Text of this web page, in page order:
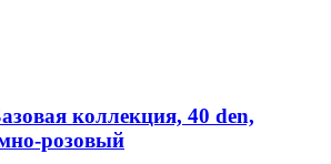
коллекция, 40 den,
розовый